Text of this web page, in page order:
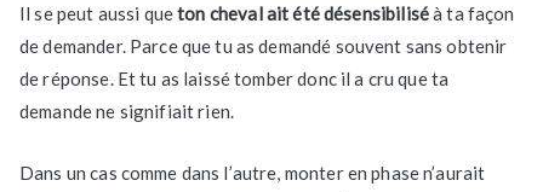
Il se peut aussi queton cheval ait été désensibiliséà ta façon
de demander. Parce que tu as demandé souvent sans obtenir
de réponse. Et tu as laissé tomber donc il a cru que ta
demande ne signifiait rien.
Dans un cas comme dans l’autre, monter en phase n’aurait